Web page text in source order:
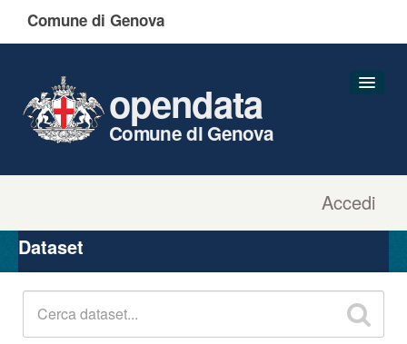
Comune di Genova
Accedi
opendata
Comune di Genova
Organizzazioni
Gruppi
Dataset